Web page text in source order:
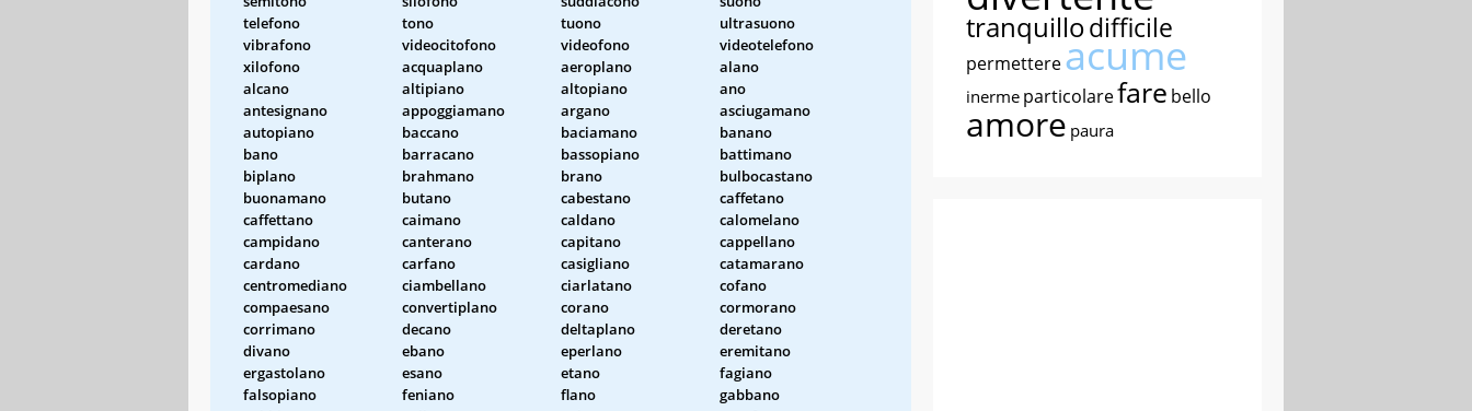
telefono
tono tuono
ultrasuono
vibrafono
videocitofono videofono
videotelefono
xilofono
acquaplano aeroplano
alano
alcano
altipiano altopiano
ano
antesignano
appoggiamano argano
asciugamano
autopiano
baccano baciamano
banano
bano
barracano bassopiano
battimano
biplano
brahmano brano
bulbocastano
buonamano
butano cabestano
caffetano
caffettano
caimano caldano
calomelano
campidano
canterano capitano
cappellano
cardano
carfano casigliano
catamarano
centromediano
ciambellano ciarlatano
cofano
compaesano
convertiplano corano
cormorano
corrimano
decano deltaplano
deretano
divano
ebano eperlano
eremitano
ergastolano
esano etano
fagiano
falsopiano
feniano flano
gabbano
tranquillodifficile
permettereacume
inerme particolarefare bello
amore paura